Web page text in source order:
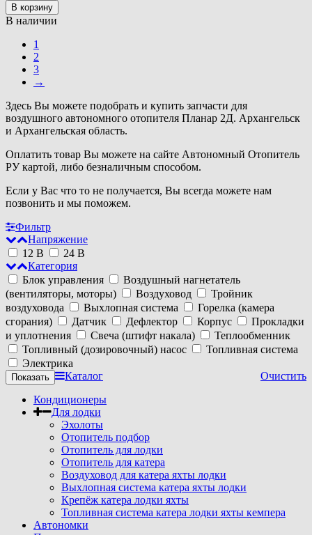
В корзину
В наличии
1
2
3
→
Здесь Вы можете подобрать и купить запчасти для
воздушного автономного отопителя Планар 2Д. Архангельск
и Архангельская область.
Оплатить товар Вы можете на сайте Автономный Отопитель
РУ картой, либо безналичным способом.
Если у Вас что то не получается, Вы всегда можете нам
позвонить и мы поможем.
Фильтр
Напряжение
12 В
24 В
Категория
Блок управления
Воздушный нагнетатель
(вентиляторы, моторы)
Воздуховод
Тройник
воздуховода
Выхлопная система
Горелка (камера
сгорания)
Датчик Дефлектор Корпус
Прокладки
и уплотнения
Свеча (штифт накала)
Теплообменник
Топливный (дозировочный) насос
Топливная система
Электрика
Очистить
Каталог
Кондиционеры
Для лодки
Эхолоты
Отопитель подбор
Отопитель для лодки
Отопитель для катера
Воздуховод для катера яхты лодки
Выхлопная система катера яхты лодки
Крепёж катера лодки яхты
Топливная система катера лодки яхты кемпера
Автономки